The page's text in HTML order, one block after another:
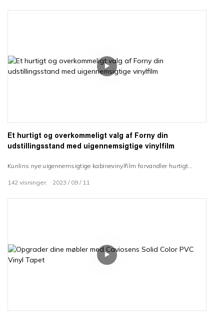
Et hurtigt og overkommeligt valg af Forny din
udstillingsstand med uigennemsigtige vinylfilm
Kunlins nye uigennemsigtige kabinevinylfilm forvandler hurtigt
finish giver et malet look for mindre. Tilpas udlejningsstande nemt.
2023 09 11
142 visninger.